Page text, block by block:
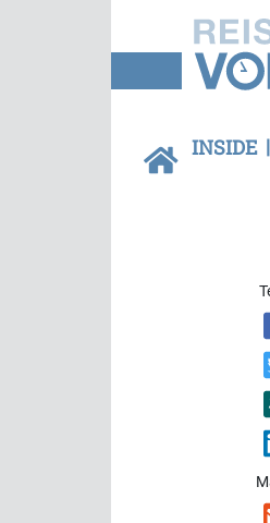
INSIDE